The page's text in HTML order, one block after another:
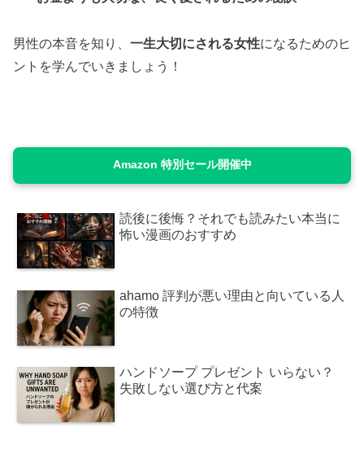
男性の本音を知り、 一生大切にされる女性になるためのヒ
ントを学んでいきましょう！
Amazon 特別セール開催中
読後に後悔？それでも読みたい本当に
怖い漫画のおすすめ
ahamo 評判が悪い理由と向いている人
の特徴
ハンドソープ プレゼント いらない？
失敗しない選び方と代案